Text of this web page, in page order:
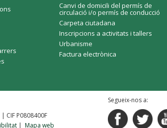
Canvi de domicili del permís de
circulació i/o permís de conducció
Carpeta ciutadana
Inscripcions a activitats i tallers
Urbanisme
Factura electrònica
CIF P0808400F
| Mapa web
Segueix-nos a: